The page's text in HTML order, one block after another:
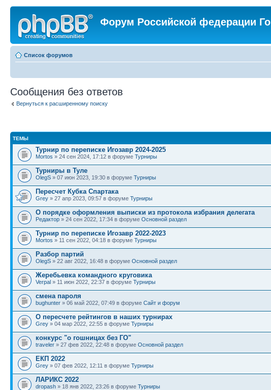
Форум Российской федерации Го
Список форумов
Сообщения без ответов
Вернуться к расширенному поиску
ТЕМЫ
Турнир по переписке Игозавр 2024-2025
Mortos » 24 сен 2024, 17:12 в форуме Турниры
Турниры в Туле
OlegS » 07 июн 2023, 19:30 в форуме Турниры
Пересчет Кубка Спартака
Grey » 27 апр 2023, 09:57 в форуме Турниры
О порядке оформления выписки из протокола избрания делегата
Редактор » 24 сен 2022, 17:34 в форуме Основной раздел
Турнир по переписке Игозавр 2022-2023
Mortos » 11 сен 2022, 04:18 в форуме Турниры
Разбор партий
OlegS » 22 авг 2022, 16:48 в форуме Основной раздел
Жеребьевка командного круговика
Verpal » 11 июн 2022, 22:37 в форуме Турниры
смена пароля
bughunter » 06 май 2022, 07:49 в форуме Сайт и форум
О пересчете рейтингов в наших турнирах
Grey » 04 мар 2022, 22:55 в форуме Турниры
конкурс "о гошницах без ГО"
traveler » 27 фев 2022, 22:48 в форуме Основной раздел
ЕКП 2022
Grey » 07 фев 2022, 12:11 в форуме Турниры
ЛАРИКС 2022
dropash » 18 янв 2022, 23:26 в форуме Турниры